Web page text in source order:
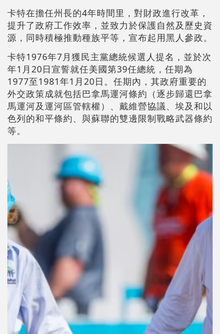
卡特在擔任州長的4年時間里，對財政進行改革，
提升了政府工作效率，並致力於保護自然及歷史資
源，同時積極推動種族平等，宣布起用黑人參政。
卡特1976年7月獲民主黨總統候選人提名，並於次
年1月20日宣誓就任美國第39任總統，任期為
1977至1981年1月20日。任期內，其政府重要的
外交政策成就包括巴拿馬運河條約（逐步歸還巴拿
馬運河及運河區管轄權）、戴維營協議、埃及和以
色列的和平條約、與蘇聯的雙邊限制戰略武器條約
等。